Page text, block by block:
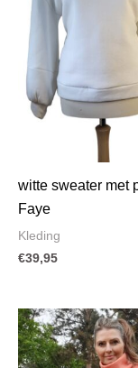
witte sweater met
Faye
Kleding
€39,95